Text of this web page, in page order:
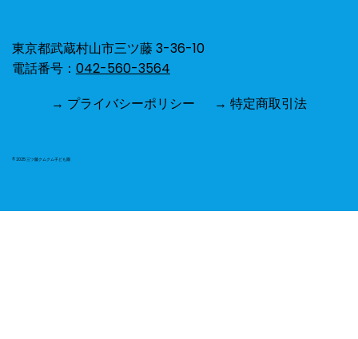
ひよこ組⭐︎お散歩🐥🌻
東京都武蔵村山市三ツ藤 3-36-10
電話番号： 042-560-3564
→ プライバシーポリシー
→ 特定商取引法
© 2025 三ツ藤クムクム子ども園